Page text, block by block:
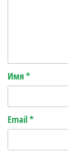
Имя*
Email*